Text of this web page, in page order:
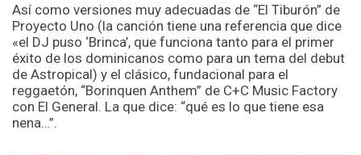
Así como versiones muy adecuadas de “El Tiburón” de
Proyecto Uno (la canción tiene una referencia que dice
«el DJ puso ‘Brinca’, que funciona tanto para el primer
éxito de los dominicanos como para un tema del debut
de Astropical) y el clásico, fundacional para el
reggaetón, “Borinquen Anthem” de C+C Music Factory
con El General. La que dice: “qué es lo que tiene esa
nena…”.